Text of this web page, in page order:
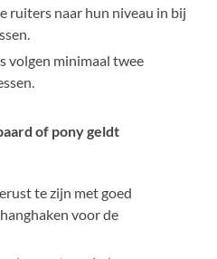
ruiters naar hun niveau in bij
volgen minimaal twee
of pony geldt
te zijn met goed
voor de